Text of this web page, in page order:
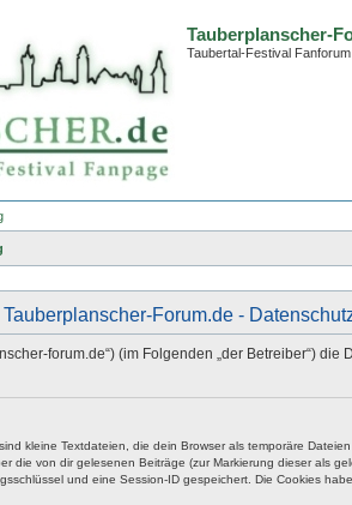
Tauberplanscher-
Taubertal-Festival Fanforum
Tauberplanscher-Forum.de -
forum.de“) (im Folgenden „der Betreiber“)
kleine Textdateien, die dein Browser als temporäre
von dir gelesenen Beiträge (zur Markierung dieser als
und eine Session-ID gespeichert. Die Cookies